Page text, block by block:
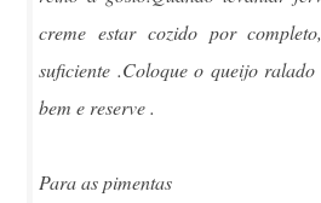
creme estar cozido por
suficiente .Coloque o queijo
bem e reserve .
Para as pimentas